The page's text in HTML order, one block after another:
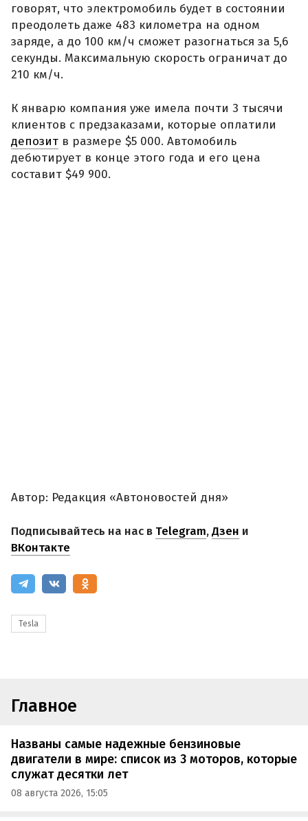
говорят, что электромобиль будет в состоянии
преодолеть даже 483 километра на одном
заряде, а до 100 км/ч сможет разогнаться за 5,6
секунды. Максимальную скорость ограничат до
210 км/ч.
К январю компания уже имела почти 3 тысячи
клиентов с предзаказами, которые оплатили
депозит в размере $5 000. Автомобиль
дебютирует в конце этого года и его цена
составит $49 900.
Автор: Редакция «Автоновостей дня»
Подписывайтесь на нас в Telegram,Дзен и
ВКонтакте
Tesla
Главное
Названы самые надежные бензиновые
двигатели в мире: список из 3 моторов, которые
служат десятки лет
08 августа 2026, 15:05